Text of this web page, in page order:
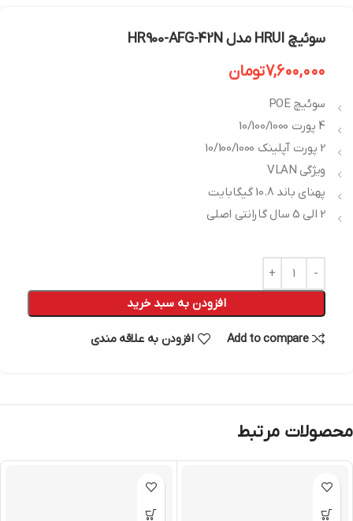
سوئیچ HRUI مدل HR900-AFG-42N
7,600,000تومان
سوئیچ POE
4 پورت 10/100/1000
2 پورت آپلینک 10/100/1000
ویژگی VLAN
پهنای باند 10.8 گیگابایت
2 الی 5 سال گارانتی اصلی
افزودن به سبد خرید
Add to compare افزودن به علاقه مندی
محصولات مرتبط